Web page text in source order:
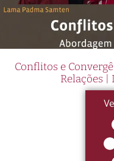
Conflitos e
Relações |